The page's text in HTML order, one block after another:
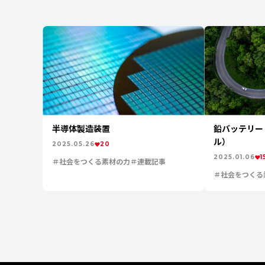
半導体製造装置
2025.05.26 20
社会をつくる素材の力 連載記事
鉛バッテリ
ル）
2025.01.06
社会をつくる